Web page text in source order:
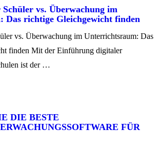
vs. Überwachung im
Das richtige Gleichgewicht finden
vs. Überwachung im Unterrichtsraum: Das
finden Mit der Einführung digitaler
ist der …
DIE BESTE
FÜR